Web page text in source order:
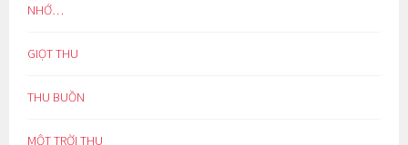
NHỚ…
GIỌT THU
THU BUỒN
MỘT TRỜI THU